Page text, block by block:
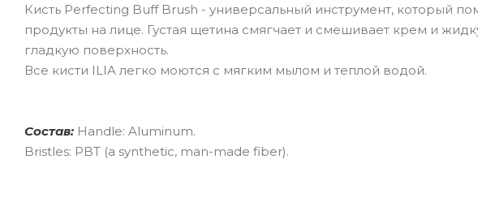
Кисть Perfecting Buff Brush - универсальный инструмент, который
продукты на лице. Густая щетина смягчает и смешивает крем и
гладкую поверхность.
Все кисти ILIA легко моются с мягким мылом и теплой водой.
Состав: Handle: Aluminum.
Bristles: PBT (a synthetic, man-made fiber).